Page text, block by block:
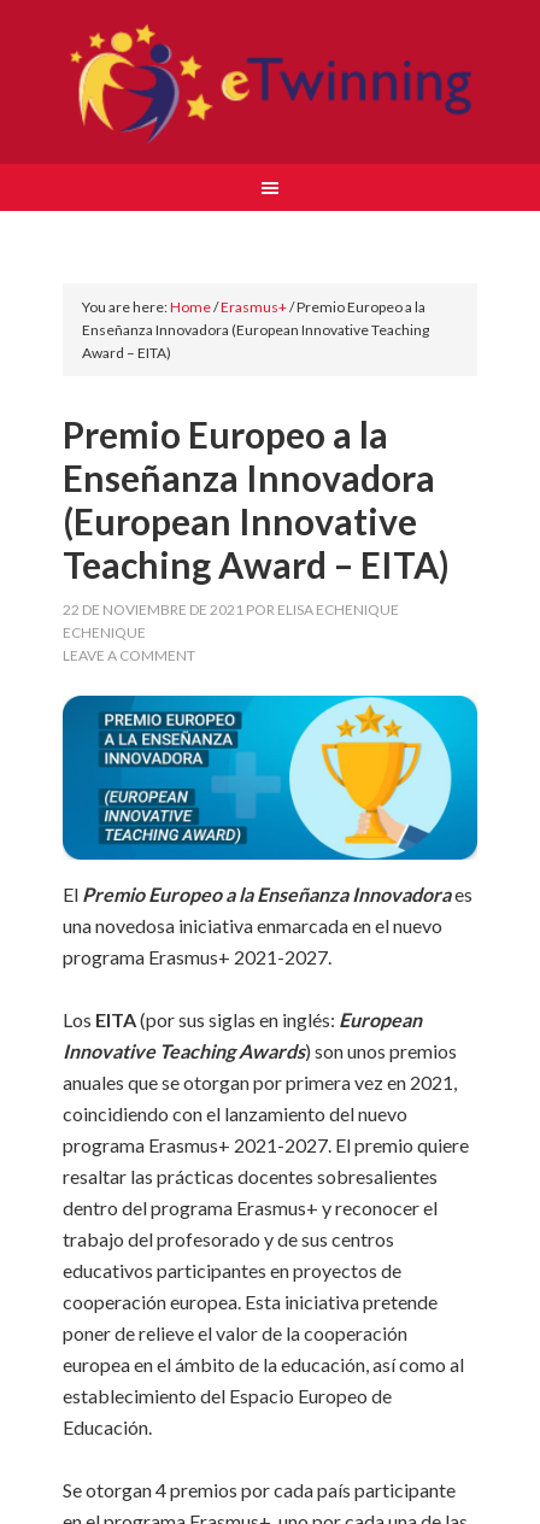
You are here:Home/Erasmus+/Premio Europeo a la
Enseñanza Innovadora (European Innovative Teaching
Award – EITA)
Premio Europeo a la
Enseñanza Innovadora
(European Innovative
Teaching Award – EITA)
22 DE NOVIEMBRE DE 2021 POR ELISA ECHENIQUE
ECHENIQUE
LEAVE A COMMENT
El Premio Europeo a la Enseñanza Innovadoraes
una novedosa iniciativa enmarcada en el nuevo
programa Erasmus+ 2021-2027.
Los EITA(por sus siglas en inglés: European
Innovative Teaching Awards) son unos premios
anuales que se otorgan por primera vez en 2021,
coincidiendo con el lanzamiento del nuevo
programa Erasmus+ 2021-2027. El premio quiere
resaltar las prácticas docentes sobresalientes
dentro del programa Erasmus+ y reconocer el
trabajo del profesorado y de sus centros
educativos participantes en proyectos de
cooperación europea. Esta iniciativa pretende
poner de relieve el valor de la cooperación
europea en el ámbito de la educación, así como al
establecimiento del Espacio Europeo de
Educación.
Se otorgan 4 premios por cada país participante